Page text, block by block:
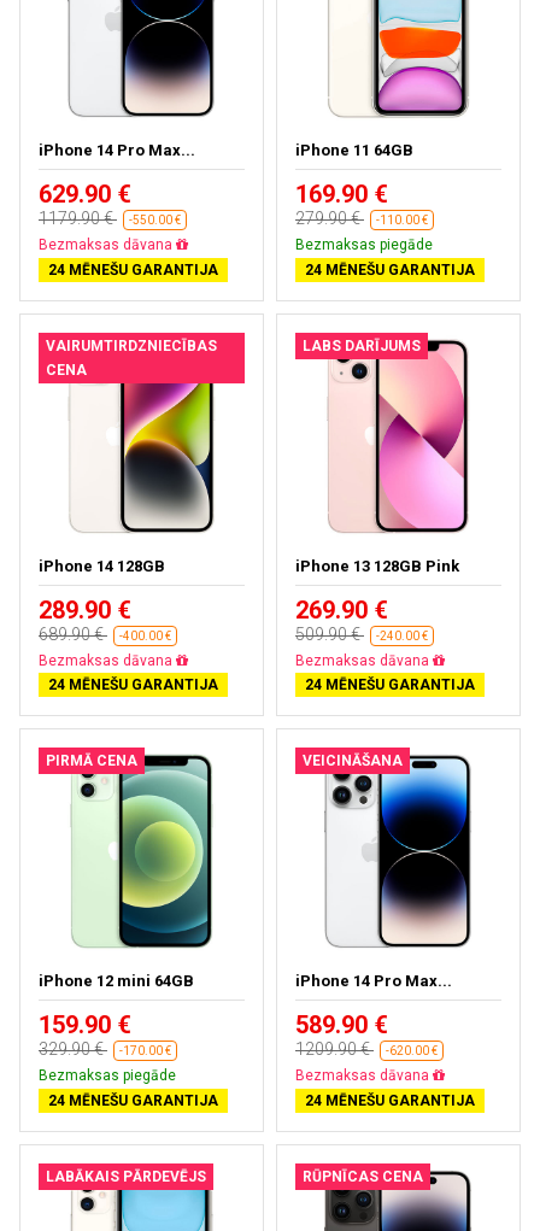
iPhone 14 Pro Max...
629.90 €
1179.90 € -550.00 €
Bezmaksas dāvana
24 MĒNEŠU GARANTIJA
iPhone 11 64GB
169.90 €
279.90 € -110.00 €
Bezmaksas piegāde
24 MĒNEŠU GARANTIJA
VAIRUMTIRDZNIECĪBAS
CENA
iPhone 14 128GB
289.90 €
689.90 € -400.00 €
Bezmaksas dāvana
24 MĒNEŠU GARANTIJA
LABS DARĪJUMS
iPhone 13 128GB Pink
269.90 €
509.90 € -240.00 €
Bezmaksas dāvana
24 MĒNEŠU GARANTIJA
PIRMĀ CENA
iPhone 12 mini 64GB
159.90 €
329.90 € -170.00 €
Bezmaksas piegāde
24 MĒNEŠU GARANTIJA
VEICINĀŠANA
iPhone 14 Pro Max...
589.90 €
1209.90 € -620.00 €
Bezmaksas dāvana
24 MĒNEŠU GARANTIJA
LABĀKAIS PĀRDEVĒJS RŪPNĪCAS CENA